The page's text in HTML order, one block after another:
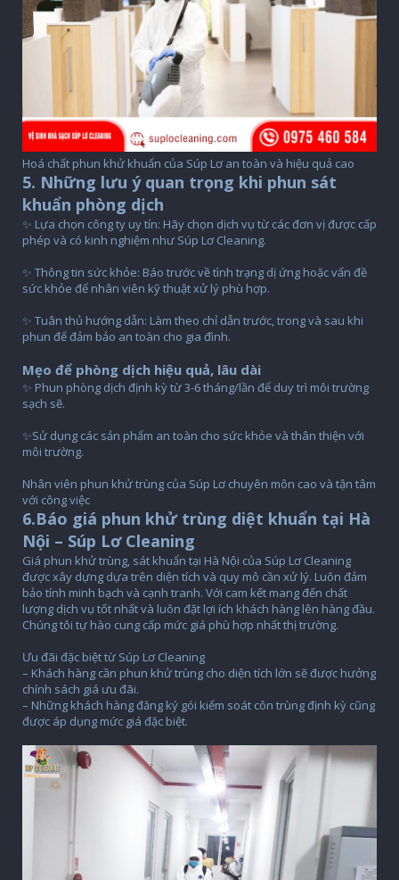
Hoá chất phun khử khuẩn của Súp Lơ an toàn và hiệu quả cao
5. Những lưu ý quan trọng khi phun sát
khuẩn phòng dịch
✨ Lựa chọn công ty uy tín: Hãy chọn dịch vụ từ các đơn vị được cấp
phép và có kinh nghiệm như Súp Lơ Cleaning.
✨ Thông tin sức khỏe: Báo trước về tình trạng dị ứng hoặc vấn đề
sức khỏe để nhân viên kỹ thuật xử lý phù hợp.
✨ Tuân thủ hướng dẫn: Làm theo chỉ dẫn trước, trong và sau khi
phun để đảm bảo an toàn cho gia đình.
Mẹo để phòng dịch hiệu quả, lâu dài
✨ Phun phòng dịch định kỳ từ 3-6 tháng/lần để duy trì môi trường
sạch sẽ.
✨Sử dụng các sản phẩm an toàn cho sức khỏe và thân thiện với
môi trường.
Nhân viên phun khử trùng của Súp Lơ chuyên môn cao và tận tâm
với công việc
6.Báo giá phun khử trùng diệt khuẩn tại Hà
Nội – Súp Lơ Cleaning
Giá phun khử trùng, sát khuẩn tại Hà Nội của Súp Lơ Cleaning
được xây dựng dựa trên diện tích và quy mô cần xử lý. Luôn đảm
bảo tính minh bạch và cạnh tranh. Với cam kết mang đến chất
lượng dịch vụ tốt nhất và luôn đặt lợi ích khách hàng lên hàng đầu.
Chúng tôi tự hào cung cấp mức giá phù hợp nhất thị trường.
Ưu đãi đặc biệt từ Súp Lơ Cleaning
– Khách hàng cần phun khử trùng cho diện tích lớn sẽ được hưởng
chính sách giá ưu đãi.
– Những khách hàng đăng ký gói kiểm soát côn trùng định kỳ cũng
được áp dụng mức giá đặc biệt.